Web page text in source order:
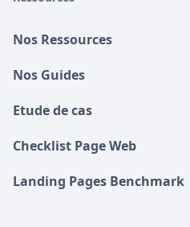
Nos Ressources
Nos Guides
Etude de cas
Checklist Page Web
Landing Pages Benchmark